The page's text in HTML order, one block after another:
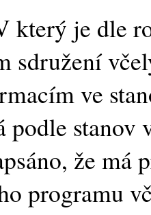
který je dle
sdružení
ve
podle
že má
programu